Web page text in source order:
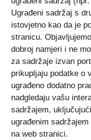
Ugrađeni sadržaj s
istovjetno kao da je
stranicu.
dobroj namjeri i ne
za sadržaje izvan
prikupljaju podatke o
ugrađeno dodatno
nadgledaju vašu
sadržajem,
ugrađenim
na web stranici.